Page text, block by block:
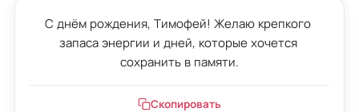
С днём рождения, Тимофей! Желаю крепкого
запаса энергии и дней, которые хочется
сохранить в памяти.
Скопировать